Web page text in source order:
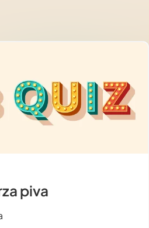
piva